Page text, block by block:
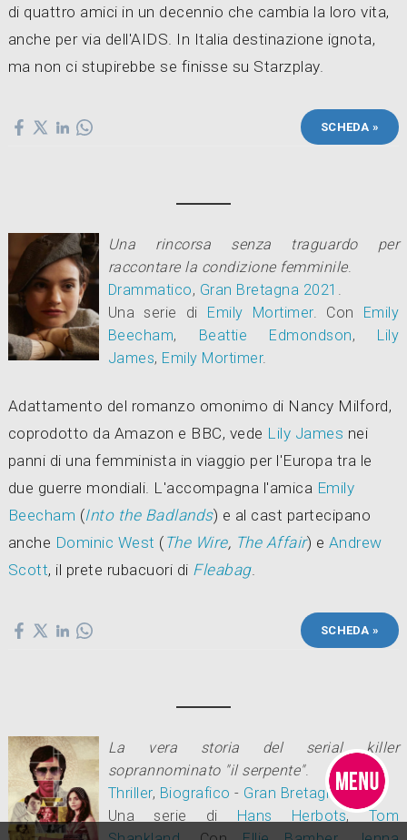
di quattro amici in un decennio che cambia la loro vita,
anche per via dell'AIDS. In Italia destinazione ignota,
ma non ci stupirebbe se finisse su Starzplay.
SCHEDA »
Una rincorsa senza traguardo per
raccontare la condizione femminile.
Drammatico, Gran Bretagna 2021
Una serie di Emily Mortimer. Con Emily
Beecham, Beattie Edmondson, Lily
James, Emily Mortimer.
Adattamento del romanzo omonimo di Nancy Milford,
coprodotto da Amazon e BBC, vede Lily James nei
panni di una femminista in viaggio per l'Europa tra le
due guerre mondiali. L'accompagna l'amica Emily
Beecham (Into the Badlands) e al cast partecipano
anche Dominic West ( The Wire, The Affair) e Andrew
Scott, il prete rubacuori di Fleabag.
SCHEDA »
La vera storia del serial killer
soprannominato "il serpente".
Thriller, Biografico - Gran Bretagna 2021.
Una serie di Hans Herbots, Tom